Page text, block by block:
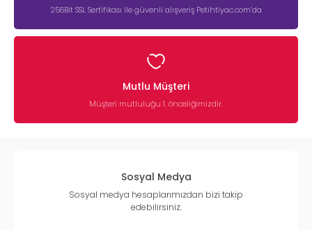
256Bit SSL Sertifikası ile güvenli alışveriş Petihtiyac.com’da
Mutlu Müşteri
Müşteri mutluluğu 1. önceliğimizdir.
Sosyal Medya
Sosyal medya hesaplarımızdan bizi takip
edebilirsiniz.